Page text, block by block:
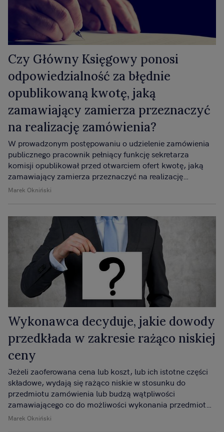
Czy Główny Księgowy ponosi
odpowiedzialność za błędnie
opublikowaną kwotę, jaką
zamawiający zamierza przeznaczyć
na realizację zamówienia?
Marek Okniński
W prowadzonym postępowaniu o udzielenie zamówienia
publicznego pracownik pełniący funkcję sekretarza
komisji opublikował przed otwarciem ofert kwotę, jaką
zamawiający zamierza przeznaczyć na realizację
zamówienia. Podana kwota była niższa niż możliwości
unieważnienia postępowania powołując się na swoją
odpowiedzialność za naruszenie zasad udzielania
zamówień publicznych.
Wykonawca decyduje, jakie dowody
przedkłada w zakresie rażąco niskiej
ceny
Marek Okniński
Jeżeli zaoferowana cena lub koszt, lub ich istotne części
składowe, wydają się rażąco niskie w stosunku do
przedmiotu zamówienia lub budzą wątpliwości
zamawiającego co do możliwości wykonania przedmiotu
zamówienia zgodnie z wymaganiami określonymi w